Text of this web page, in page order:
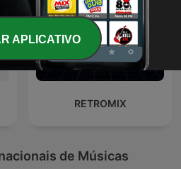
RETROMIX
de Músicas
APLICATIVO